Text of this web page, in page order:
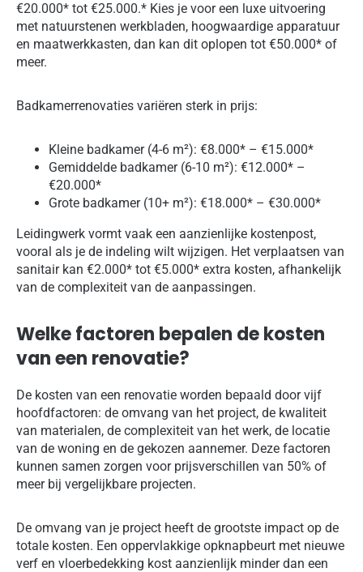
€20.000* tot €25.000.* Kies je voor een luxe uitvoering
met natuurstenen werkbladen, hoogwaardige apparatuur
en maatwerkkasten, dan kan dit oplopen tot €50.000* of
meer.
Badkamerrenovaties variëren sterk in prijs:
Kleine badkamer (4-6 m²): €8.000* – €15.000*
Gemiddelde badkamer (6-10 m²): €12.000* –
€20.000*
Grote badkamer (10+ m²): €18.000* – €30.000*
Leidingwerk vormt vaak een aanzienlijke kostenpost,
vooral als je de indeling wilt wijzigen. Het verplaatsen van
sanitair kan €2.000* tot €5.000* extra kosten, afhankelijk
van de complexiteit van de aanpassingen.
Welke factoren bepalen de kosten
van een renovatie?
De kosten van een renovatie worden bepaald door vijf
hoofdfactoren: de omvang van het project, de kwaliteit
van materialen, de complexiteit van het werk, de locatie
van de woning en de gekozen aannemer. Deze factoren
kunnen samen zorgen voor prijsverschillen van 50% of
meer bij vergelijkbare projecten.
De omvang van je project heeft de grootste impact op de
totale kosten. Een oppervlakkige opknapbeurt met nieuwe
verf en vloerbedekking kost aanzienlijk minder dan een